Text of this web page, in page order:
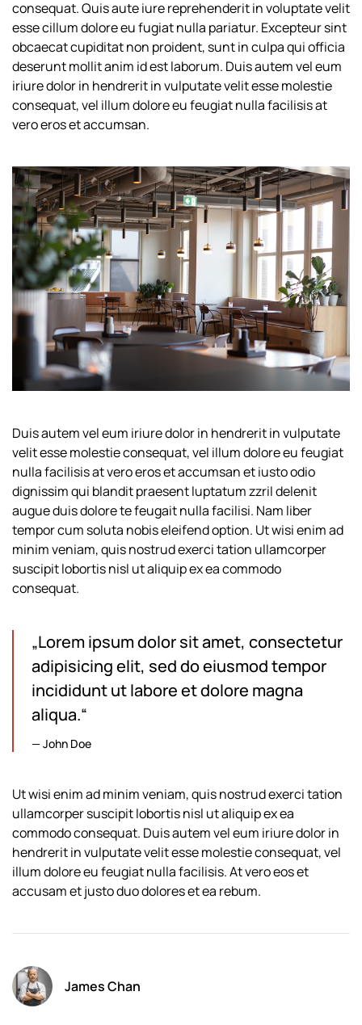
consequat. Quis aute iure reprehenderit in voluptate velit
esse cillum dolore eu fugiat nulla pariatur. Excepteur sint
obcaecat cupiditat non proident, sunt in culpa qui officia
deserunt mollit anim id est laborum. Duis autem vel eum
iriure dolor in hendrerit in vulputate velit esse molestie
consequat, vel illum dolore eu feugiat nulla facilisis at
vero eros et accumsan.
Duis autem vel eum iriure dolor in hendrerit in vulputate
velit esse molestie consequat, vel illum dolore eu feugiat
nulla facilisis at vero eros et accumsan et iusto odio
dignissim qui blandit praesent luptatum zzril delenit
augue duis dolore te feugait nulla facilisi. Nam liber
tempor cum soluta nobis eleifend option. Ut wisi enim ad
minim veniam, quis nostrud exerci tation ullamcorper
suscipit lobortis nisl ut aliquip ex ea commodo
consequat.
„Lorem ipsum dolor sit amet, consectetur
adipisicing elit, sed do eiusmod tempor
incididunt ut labore et dolore magna
aliqua.“
John Doe
Ut wisi enim ad minim veniam, quis nostrud exerci tation
ullamcorper suscipit lobortis nisl ut aliquip ex ea
commodo consequat. Duis autem vel eum iriure dolor in
hendrerit in vulputate velit esse molestie consequat, vel
illum dolore eu feugiat nulla facilisis. At vero eos et
accusam et justo duo dolores et ea rebum.
James Chan